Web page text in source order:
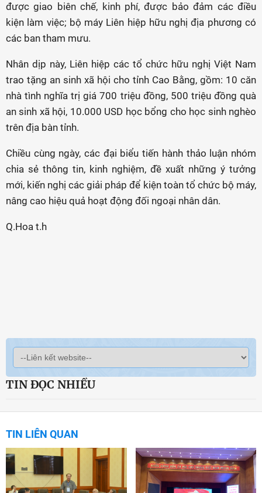
được giao biên chế, kinh phí, được bảo đảm các điều
kiện làm việc; bộ máy Liên hiệp hữu nghị địa phương có
các ban tham mưu.
Nhân dịp này, Liên hiệp các tổ chức hữu nghị Việt Nam
trao tặng an sinh xã hội cho tỉnh Cao Bằng, gồm: 10 căn
nhà tình nghĩa trị giá 700 triệu đồng, 500 triệu đồng quà
an sinh xã hội, 10.000 USD học bổng cho học sinh nghèo
trên địa bàn tỉnh.
Chiều cùng ngày, các đại biểu tiến hành thảo luận nhóm
chia sẻ thông tin, kinh nghiệm, đề xuất những ý tưởng
mới, kiến nghị các giải pháp để kiện toàn tổ chức bộ máy,
nâng cao hiệu quả hoạt động đối ngoại nhân dân.
Q.Hoa t.h
TIN ĐỌC NHIỀU
TIN LIÊN QUAN